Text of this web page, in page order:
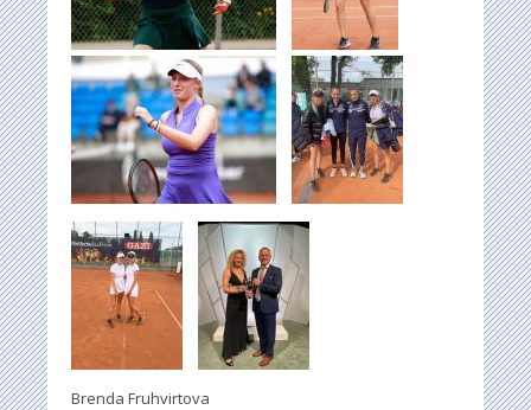
Brenda Fruhvirtova